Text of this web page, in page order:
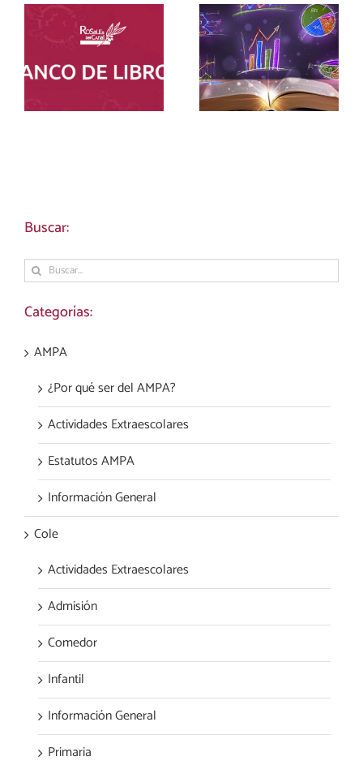
LISTADO
MATERIALES
ESO BANCO
MATERIALES
CURRICULARES
ESO Y BTO 26-27
Buscar:
Buscar:
Categorías:
AMPA
¿Por qué ser del AMPA?
Actividades Extraescolares
Estatutos AMPA
Información General
Cole
Actividades Extraescolares
Admisión
Comedor
Infantil
Información General
Primaria